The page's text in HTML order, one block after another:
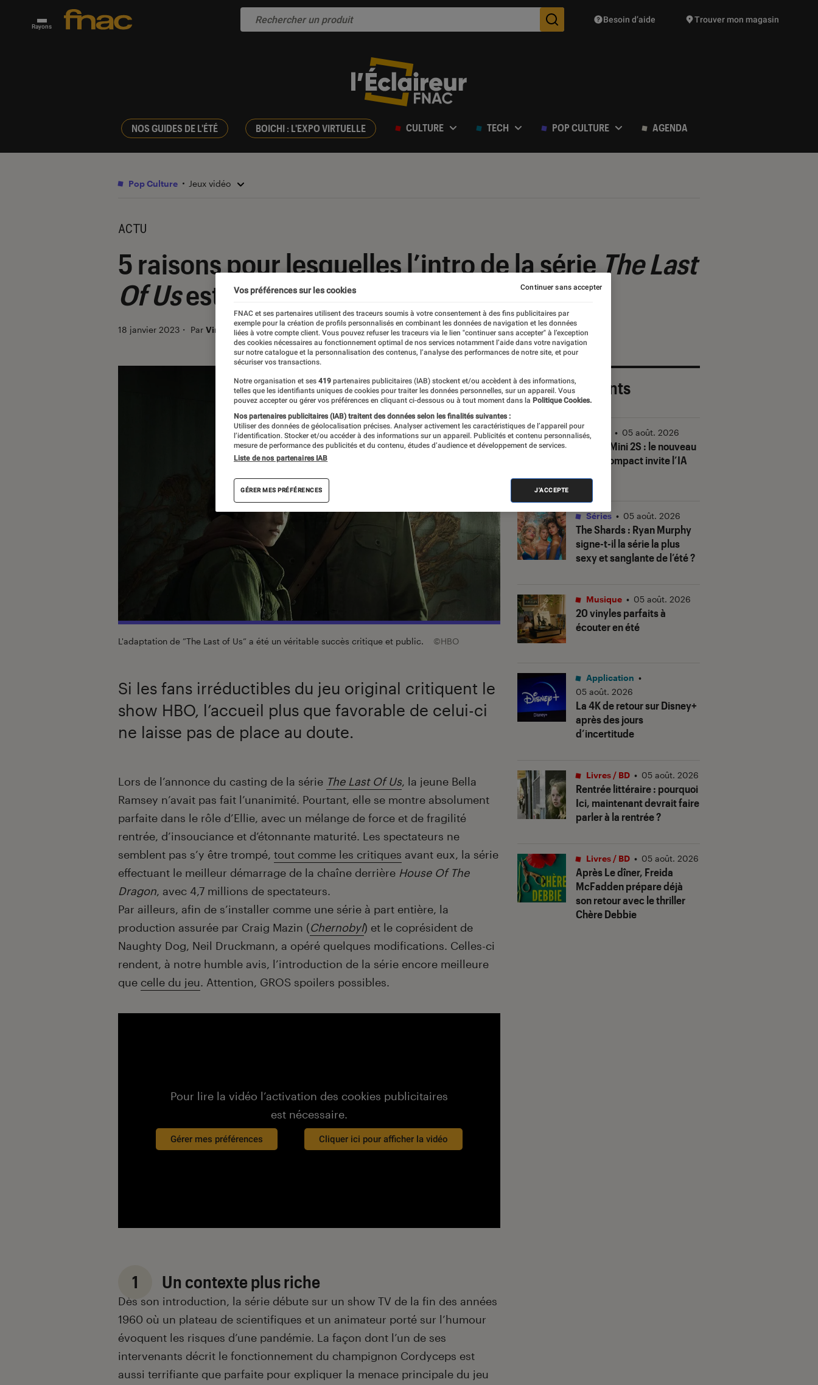
Rayons Des suggestions de produits vont vous être proposées
Besoin d’aide Trouver mon magasin
NOS GUIDES DE L'ÉTÉ BOICHI : L'EXPO VIRTUELLE CULTURE TECH POP CULTURE AGENDA
Pop Culture Jeux vidéo
ACTU
5 raisons pour lesquelles l’intro de la sérieThe Last
Of Usest meilleure que celle du jeu
18 janvier 2023 ・ Par Vincent Oms
L'adaptation de ”The Last of Us” a été un véritable succès critique et public. ©HBO
Si les fans irréductibles du jeu original critiquent le
show HBO, l’accueil plus que favorable de celui-ci
ne laisse pas de place au doute.
Introduction
Lors de l’annonce du casting de la série The Last Of Us, la jeune Bella
Ramsey n’avait pas fait l’unanimité. Pourtant, elle se montre absolument
parfaite dans le rôle d’Ellie, avec un mélange de force et de fragilité
rentrée, d’insouciance et d’étonnante maturité. Les spectateurs ne
semblent pas s’y être trompé, tout comme les critiques avant eux, la série
effectuant le meilleur démarrage de la chaîne derrière House Of The
Dragon, avec 4,7 millions de spectateurs.
Par ailleurs, afin de s’installer comme une série à part entière, la
production assurée par Craig Mazin (Chernobyl) et le coprésident de
Naughty Dog, Neil Druckmann, a opéré quelques modifications. Celles-ci
rendent, à notre humble avis, l’introduction de la série encore meilleure
que celle du jeu. Attention, GROS spoilers possibles.
Pour lire la vidéo l’activation des cookies publicitaires
est nécessaire.
Gérer mes préférences Cliquer ici pour afficher la vidéo
1 Un contexte plus riche
Dès son introduction, la série débute sur un show TV de la fin des années
1960 où un plateau de scientifiques et un animateur porté sur l’humour
évoquent les risques d’une pandémie. La façon dont l’un de ses
intervenants décrit le fonctionnement du champignon Cordyceps est
aussi terrifiante que parfaite pour expliquer la menace principale du jeu
Les plus récents
DJI Mic Mini 2S : le nouveau
micro compact invite l’IA
Vidéo • 05 août. 2026
The Shards: Ryan Murphy
signe-t-il la série la plus
sexy et sanglante de l’été ?
Séries • 05 août. 2026
20 vinyles parfaits à
écouter en été
Musique • 05 août. 2026
La 4K de retour sur Disney+
après des jours
d’incertitude
Application •
05 août. 2026
Rentrée littéraire : pourquoi
Ici, maintenant devrait faire
parler à la rentrée ?
Livres / BD • 05 août. 2026
AprèsLe dîner, Freida
McFadden prépare déjà
son retour avec le thriller
Chère Debbie
Livres / BD • 05 août. 2026
Vos préférences sur les cookies
FNAC et ses partenaires utilisent des traceurs soumis à votre consentement à des fins publicitaires par
exemple pour la création de profils personnalisés en combinant les données de navigation et les données
liées à votre compte client. Vous pouvez refuser les traceurs via le lien "continuer sans accepter" à l’exception
des cookies nécessaires au fonctionnement optimal de nos services notamment l’aide dans votre navigation
sur notre catalogue et la personnalisation des contenus, l’analyse des performances de notre site, et pour
sécuriser vos transactions.
Notre organisation et ses 419 partenaires publicitaires (IAB) stockent et/ou accèdent à des informations,
telles que les identifiants uniques de cookies pour traiter les données personnelles, sur un appareil. Vous
pouvez accepter ou gérer vos préférences en cliquant ci-dessous ou à tout moment dans la Politique Cookies.
Nos partenaires publicitaires (IAB) traitent des données selon les finalités suivantes :
Utiliser des données de géolocalisation précises. Analyser activement les caractéristiques de l’appareil pour
l’identification. Stocker et/ou accéder à des informations sur un appareil. Publicités et contenu personnalisés,
mesure de performance des publicités et du contenu, études d’audience et développement de services.
Liste de nos partenaires IAB
GÉRER MES PRÉFÉRENCES J'ACCEPTE
Continuer sans accepter